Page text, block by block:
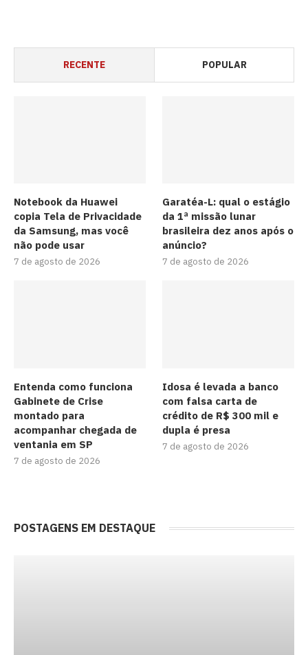
RECENTE POPULAR
Notebook da Huawei
copia Tela de Privacidade
da Samsung, mas você
não pode usar
7 de agosto de 2026
Garatéa-L: qual o estágio
da 1ª missão lunar
brasileira dez anos após o
anúncio?
7 de agosto de 2026
Entenda como funciona
Gabinete de Crise
montado para
acompanhar chegada de
ventania em SP
7 de agosto de 2026
Idosa é levada a banco
com falsa carta de
crédito de R$ 300 mil e
dupla é presa
7 de agosto de 2026
POSTAGENS EM DESTAQUE